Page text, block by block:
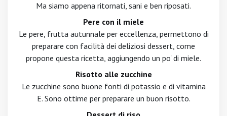
Ma siamo appena ritornati, sani e ben riposati.
Pere con il miele
Le pere, frutta autunnale per eccellenza, permettono di
preparare con facilità dei deliziosi dessert, come
propone questa ricetta, aggiungendo un po' di miele.
Risotto alle zucchine
Le zucchine sono buone fonti di potassio e di vitamina
E. Sono ottime per preparare un buon risotto.